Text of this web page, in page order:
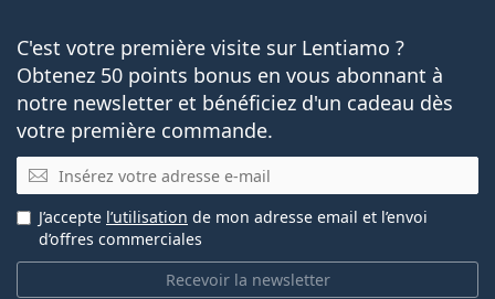
C'est votre première visite sur Lentiamo ?
Obtenez 50 points bonus en vous abonnant à
notre newsletter et bénéficiez d'un cadeau dès
votre première commande.
E-mail
Recevoir la newsletter
J’accepte l’utilisation de mon adresse email et l’envoi
d’offres commerciales